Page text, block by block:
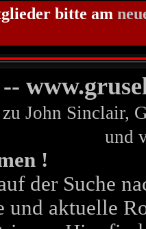
bitte am
--
John Sinclair,
und
!
der Suche
und aktuelle